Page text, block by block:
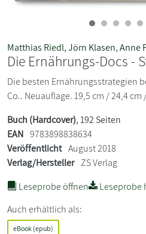
Matthias Riedl,Jörn Klasen,Anne
Die Ernährungs-Docs -
Die besten Ernährungsstrategien
Co.. Neuauflage. 19,5 cm / 24,4 cm
Buch (Hardcover), 192 Seiten
EAN 9783898838634
Veröffentlicht August 2018
Verlag/Hersteller ZS Verlag
Leseprobe öffnen
Leseprobe
Auch erhältlich als:
eBook (epub)